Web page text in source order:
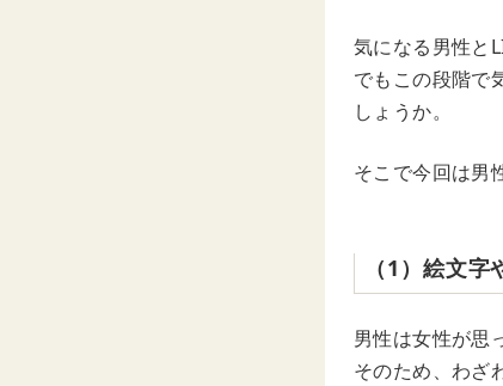
気になる男性と
でもこの段階で
しょうか。
そこで今回は男
（1）絵文
男性は女性が思
そのため、わざ